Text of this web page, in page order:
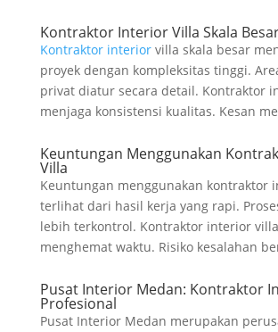
Kontraktor Interior Villa Skala
Kontraktor interiorvilla skala besar
proyek dengan kompleksitas tinggi.
privat diatur secara detail. Kontraktor
menjaga konsistensi kualitas. Kesan
Keuntungan Menggunakan
Villa
Keuntungan menggunakan kontraktor
terlihat dari hasil kerja yang rapi.
lebih terkontrol. Kontraktor interior
menghemat waktu. Risiko kesalahan
Pusat Interior Medan: Kontraktor
Profesional
Pusat Interior Medan merupakan